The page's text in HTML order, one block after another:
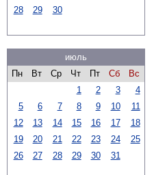
28
29 30
июль
Пн
Вт Ср Чт Пт Сб
Вс
1
2 3
4
5
6 7 8 9 10
11
12
13 14 15 16 17
18
19
20 21 22 23 24
25
26
27 28 29 30 31